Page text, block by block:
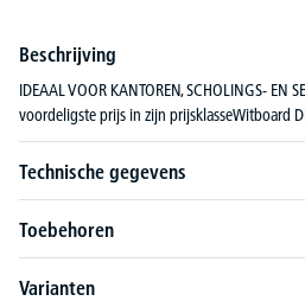
Beschrijving
IDEAAL VOOR KANTOREN, SCHOLINGS- EN
voordeligste prijs in zijn prijsklasseWitboard
Technische gegevens
Toebehoren
Varianten